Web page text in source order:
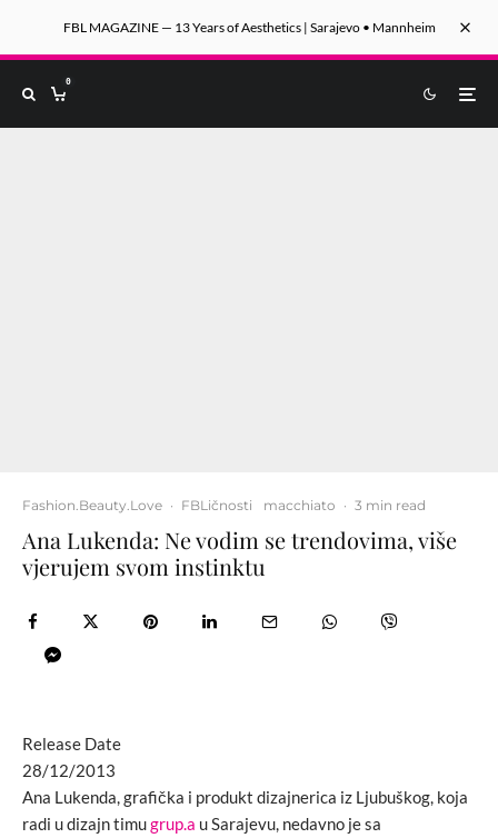
FBL MAGAZINE — 13 Years of Aesthetics | Sarajevo • Mannheim
0
Fashion.Beauty.Love · FBLičnosti macchiato · 3 min read
Ana Lukenda: Ne vodim se trendovima, više
vjerujem svom instinktu
Release Date
28/12/2013
Ana Lukenda, grafička i produkt dizajnerica iz Ljubuškog, koja
radi u dizajn timugrup.a u Sarajevu, nedavno je sa